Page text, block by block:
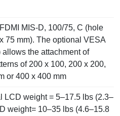
MIS-D, 100/75, C (hole
75 mm). The optional VESA
the attachment of
of 200 x 100, 200 x 200,
or 400 x 400 mm
LCD weight = 5–17.5 lbs (2.3–
weight= 10–35 lbs (4.6–15.8